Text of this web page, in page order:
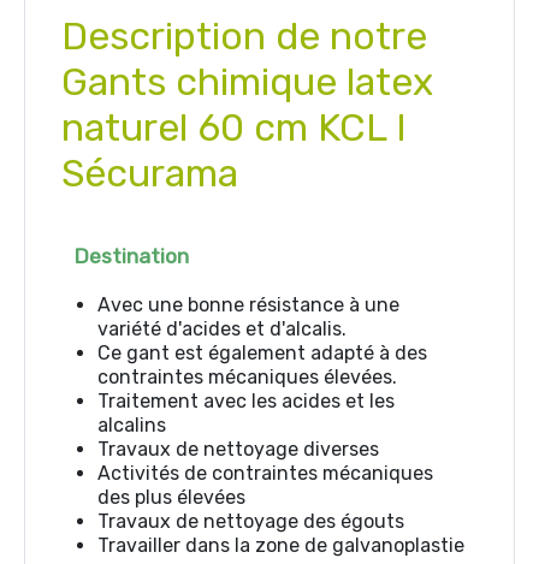
Description de notre
Gants chimique latex
naturel 60 cm KCL I
Sécurama
Destination
Avec une bonne résistance à une
variété d'acides et d'alcalis.
Ce gant est également adapté à des
contraintes mécaniques élevées.
Traitement avec les acides et les
alcalins
Travaux de nettoyage diverses
Activités de contraintes mécaniques
des plus élevées
Travaux de nettoyage des égouts
Travailler dans la zone de galvanoplastie